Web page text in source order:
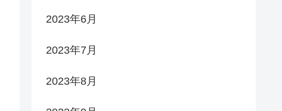
2023年6月
2023年7月
2023年8月